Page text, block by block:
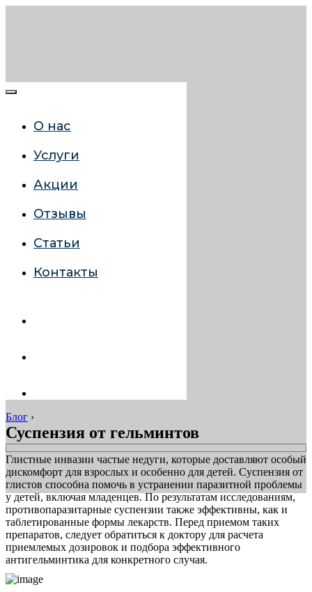
О нас
Услуги
Акции
Отзывы
Статьи
Контакты
Блог ›
Суспензия от гельминтов
Глистные инвазии частые недуги, которые доставляют особый
дискомфорт для взрослых и особенно для детей. Суспензия от
глистов способна помочь в устранении паразитной проблемы
у детей, включая младенцев. По результатам исследованиям,
противопаразитарные суспензии также эффективны, как и
таблетированные формы лекарств. Перед приемом таких
препаратов, следует обратиться к доктору для расчета
приемлемых дозировок и подбора эффективного
антигельминтика для конкретного случая.